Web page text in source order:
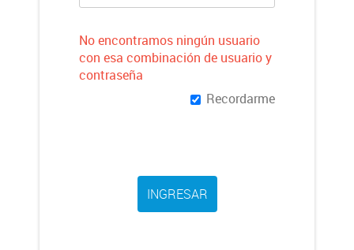
No encontramos ningún usuario
con esa combinación de usuario y
contraseña
Recordarme
INGRESAR